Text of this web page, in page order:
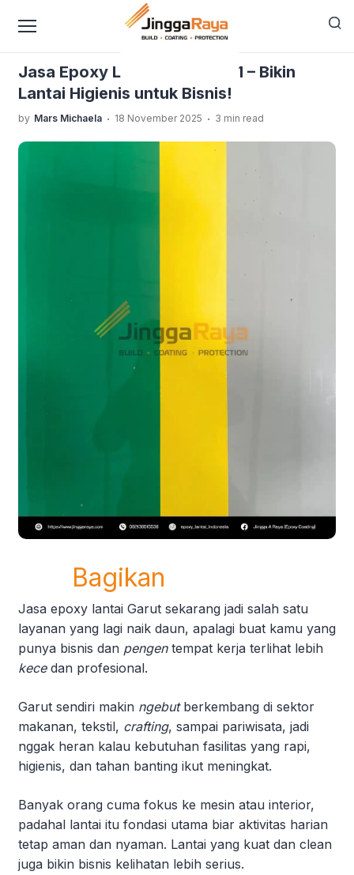
Blog Jinggaraya›Jasa Epoxy Lantai Garut No.1
Jasa Epoxy Lantai Garut No.1 – Bikin
Lantai Higienis untuk Bisnis!
by Mars Michaela . 18 November 2025 . 3 min read
Bagikan
Jasa epoxy lantai Garut sekarang jadi salah satu
layanan yang lagi naik daun, apalagi buat kamu yang
punya bisnis dan pengentempat kerja terlihat lebih
kecedan profesional.
Garut sendiri makin ngebutberkembang di sektor
makanan, tekstil, crafting, sampai pariwisata, jadi
nggak heran kalau kebutuhan fasilitas yang rapi,
higienis, dan tahan banting ikut meningkat.
Banyak orang cuma fokus ke mesin atau interior,
padahal lantai itu fondasi utama biar aktivitas harian
tetap aman dan nyaman. Lantai yang kuat dan clean
juga bikin bisnis kelihatan lebih serius.